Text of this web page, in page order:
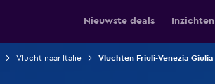
Nieuwste deals Inzichten
Vlucht naar Italië Vluchten Friuli-Venezia Giulia